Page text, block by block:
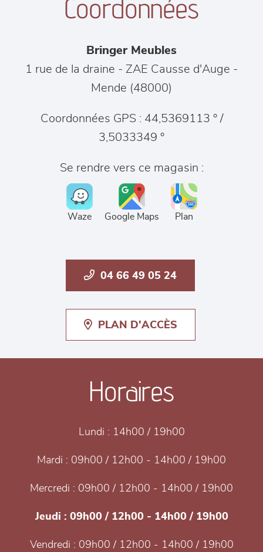
décoration
Coordonnées
Bringer Meubles
1 rue de la draine - ZAE Causse d'Auge -
Mende (48000)
Coordonnées GPS : 44,5369113 ° /
3,5033349 °
Se rendre vers ce magasin :
Waze Google Maps Plan
04 66 49 05 24
PLAN D'ACCÈS
Horaires
Lundi : 14h00 / 19h00
Mardi : 09h00 / 12h00 - 14h00 / 19h00
Mercredi : 09h00 / 12h00 - 14h00 / 19h00
Jeudi : 09h00 / 12h00 - 14h00 / 19h00
Vendredi : 09h00 / 12h00 - 14h00 / 19h00